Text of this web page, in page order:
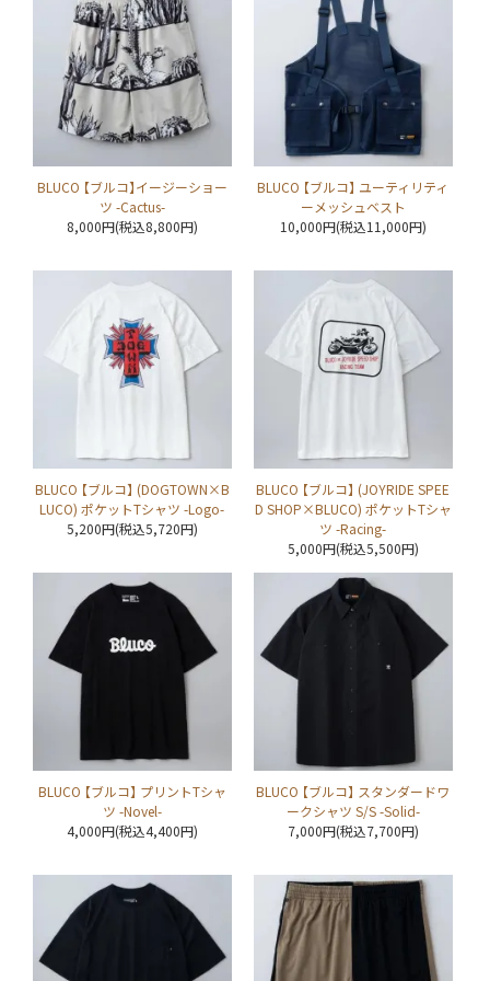
BLUCO 【ブルコ】イージーショー
ツ -Cactus-
8,000円(税込8,800円)
BLUCO 【ブルコ】 ユーティリティ
ーメッシュベスト
10,000円(税込11,000円)
BLUCO 【ブルコ】 (DOGTOWN×B
LUCO) ポケットTシャツ -Logo-
5,200円(税込5,720円)
BLUCO 【ブルコ】 (JOYRIDE SPEE
D SHOP×BLUCO) ポケットTシャ
ツ -Racing-
5,000円(税込5,500円)
BLUCO 【ブルコ】 プリントTシャ
ツ -Novel-
4,000円(税込4,400円)
BLUCO 【ブルコ】 スタンダードワ
ークシャツ S/S -Solid-
7,000円(税込7,700円)